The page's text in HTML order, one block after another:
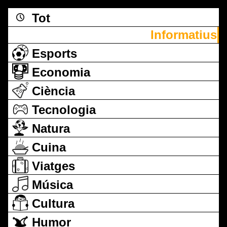
Tot
Informatius
Esports
Economia
Ciència
Tecnologia
Natura
Cuina
Viatges
Música
Cultura
Humor